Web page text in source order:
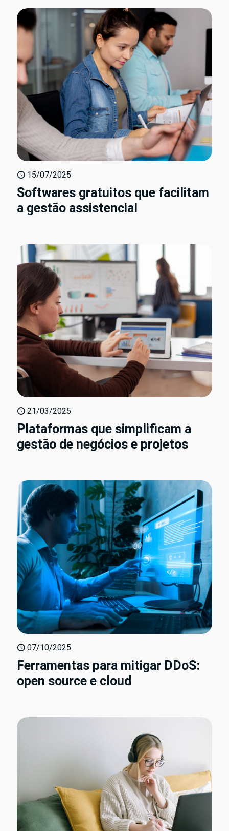
15/07/2025
Softwares gratuitos que facilitam
a gestão assistencial
21/03/2025
Plataformas que simplificam a
gestão de negócios e projetos
07/10/2025
Ferramentas para mitigar DDoS:
open source e cloud